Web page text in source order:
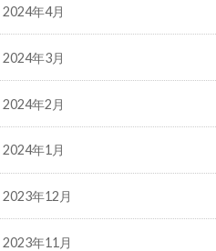
2024年4月
2024年3月
2024年2月
2024年1月
2023年12月
2023年11月